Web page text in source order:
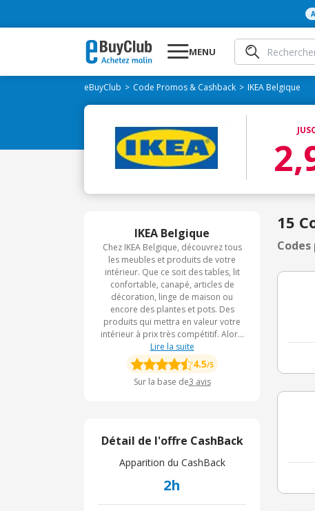
MENU
eBuyClub Code Promos & Cashback IKEA Belgique
IKEA Belgique
Chez IKEA Belgique, découvrez tous
les meubles et produits de votre
intérieur. Que ce soit des tables, lit
confortable, canapé, articles de
décoration, linge de maison ou
encore des plantes et pots. Des
produits qui mettra en valeur votre
intérieur à prix très compétitif. Alors,
n'hésitez plus, rejoignez
IKEA Belgique
Lire la suite
4.5/5
Sur la base de3 avis
Détail de l'offre CashBack
Apparition du CashBack
2h
15